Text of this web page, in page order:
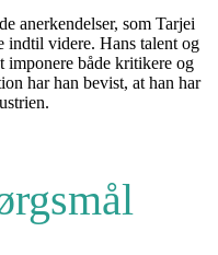
anerkendelser, som Tarjei
indtil videre. Hans talent og
imponere både kritikere og
har han bevist, at han har